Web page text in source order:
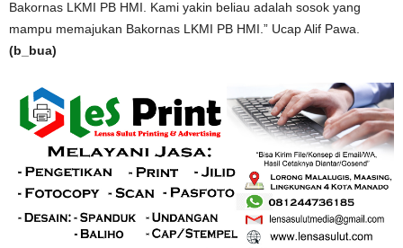
Bakornas LKMI PB HMI. Kami yakin beliau adalah sosok yang
mampu memajukan Bakornas LKMI PB HMI.” Ucap Alif Pawa.
(b_bua)